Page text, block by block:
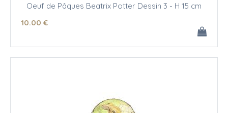
Oeuf de Pâques Beatrix Potter Dessin 3 - H 15 cm
10.00 €